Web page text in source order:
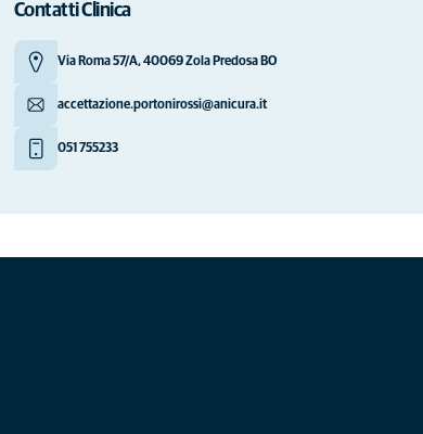
Contatti Clinica
Via Roma 57/A, 40069 Zola Predosa BO
accettazione.portonirossi@anicura.it
051 755233